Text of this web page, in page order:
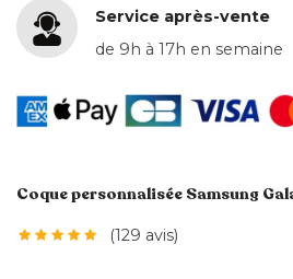
Service après-vente
de 9h à 17h en semaine
Coque personnalisée Samsung
(129 avis)